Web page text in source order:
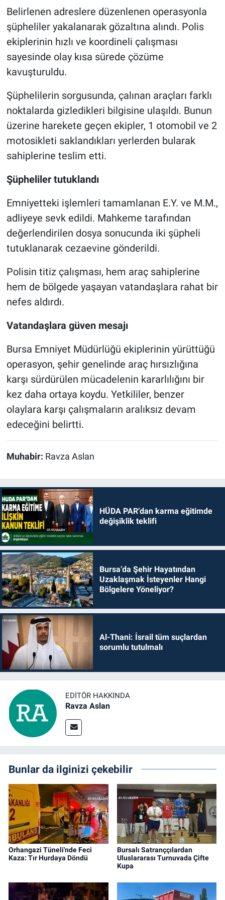
Belirlenen adreslere düzenlenen operasyonla
şüpheliler yakalanarak gözaltına alındı. Polis
ekiplerinin hızlı ve koordineli çalışması
sayesinde olay kısa sürede çözüme
kavuşturuldu.
Şüphelilerin sorgusunda, çalınan araçları farklı
noktalarda gizledikleri bilgisine ulaşıldı. Bunun
üzerine harekete geçen ekipler, 1 otomobil ve 2
motosikleti saklandıkları yerlerden bularak
sahiplerine teslim etti.
Şüpheliler tutuklandı
Emniyetteki işlemleri tamamlanan E.Y. ve M.M.,
adliyeye sevk edildi. Mahkeme tarafından
değerlendirilen dosya sonucunda iki şüpheli
tutuklanarak cezaevine gönderildi.
Polisin titiz çalışması, hem araç sahiplerine
hem de bölgede yaşayan vatandaşlara rahat bir
nefes aldırdı.
Vatandaşlara güven mesajı
Bursa Emniyet Müdürlüğü ekiplerinin yürüttüğü
operasyon, şehir genelinde araç hırsızlığına
karşı sürdürülen mücadelenin kararlılığını bir
kez daha ortaya koydu. Yetkililer, benzer
olaylara karşı çalışmaların aralıksız devam
edeceğini belirtti.
Muhabir: Ravza Aslan
HÜDA PAR’dan karma eğitimde
değişiklik teklifi
Bursa’da Şehir Hayatından
Uzaklaşmak İsteyenler Hangi
Bölgelere Yöneliyor?
Al-Thani: İsrail tüm suçlardan
sorumlu tutulmalı
EDITÖR HAKKINDA
Ravza Aslan
Bunlar da ilginizi çekebilir
Orhangazi Tüneli'nde Feci
Kaza: Tır Hurdaya Döndü
Bursalı Satranççılardan
Uluslararası Turnuvada Çifte
Kupa